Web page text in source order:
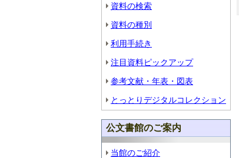
資料の検索
資料の種別
利用手続き
注目資料ピックアップ
参考文献・年表・図表
とっとりデジタルコレクション
公文書館のご案内
当館のご紹介